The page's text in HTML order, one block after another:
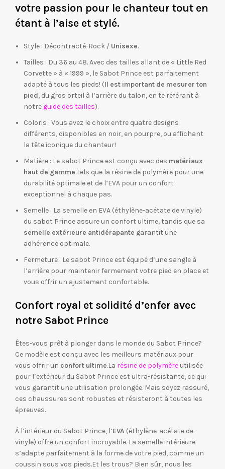
votre passion pour le chanteur tout en
étant à l’aise et stylé.
Style : Décontracté-Rock / Unisexe.
Tailles : Du 36 au 48. Avec des tailles allant de « Little Red
Corvette » à « 1999 », le Sabot Prince est parfaitement
adapté à tous les pieds! (Il est important de mesurer ton
pied, du gros orteil à l’arrière du talon, en te référant à
notre guide des tailles).
Coloris : Vous avez le choix entre quatre designs
différents, disponibles en noir, en pourpre, ou affichant
la tête iconique du chanteur!
Matière : Le sabot Prince est conçu avec des matériaux
haut de gamme tels que la résine de polymère pour une
durabilité optimale et de l’EVA pour un confort
exceptionnel à chaque pas.
Semelle : La semelle en EVA (éthylène-acétate de vinyle)
du sabot Prince assure un confort ultime, tandis que sa
semelle extérieure antidérapante garantit une
adhérence optimale.
Fermeture : Le sabot Prince est équipé d’une sangle à
l’arrière pour maintenir fermement votre pied en place et
vous offrir un ajustement confortable.
Confort royal et solidité d’enfer avec
notre Sabot Prince
Êtes-vous prêt à plonger dans le monde du Sabot Prince?
Ce modèle est conçu avec les meilleurs matériaux pour
vous offrir un confort ultime.La résine de polymère utilisée
pour l’extérieur du Sabot Prince est ultra-résistante, ce qui
vous garantit une utilisation prolongée. Mais soyez rassuré,
ces chaussures sont robustes et résisteront à toutes les
épreuves.
À l’intérieur du Sabot Prince, l’EVA (éthylène-acétate de
vinyle) offre un confort incroyable. La semelle intérieure
s’adapte parfaitement à la forme de votre pied, comme un
coussin sous vos pieds.Et les trous? Bien sûr, nous les